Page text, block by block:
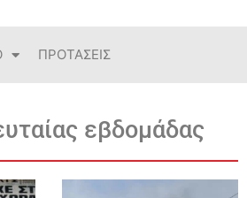
ΠΡΟΤΑΣΕΙΣ
εβδομάδας